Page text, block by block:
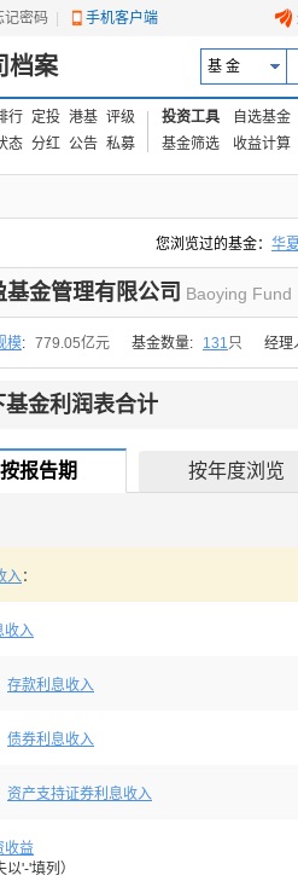
记密码 手机客户端
档案 基 金
行 定投 港基 评级
态 分红 公告 私募
投资工具
自选基金
基金筛选
收益计算
您浏览过的基金： 华
易方达上证中盘ETF联
基金管理有限公司 Baoying
模: 779.05亿元 基金数量: 131只 经理
基金利润表合计
按报告期 按年度浏览
入：
收入
存款利息收入
债券利息收入
资产支持证券利息收入
收益
以'-'填列）